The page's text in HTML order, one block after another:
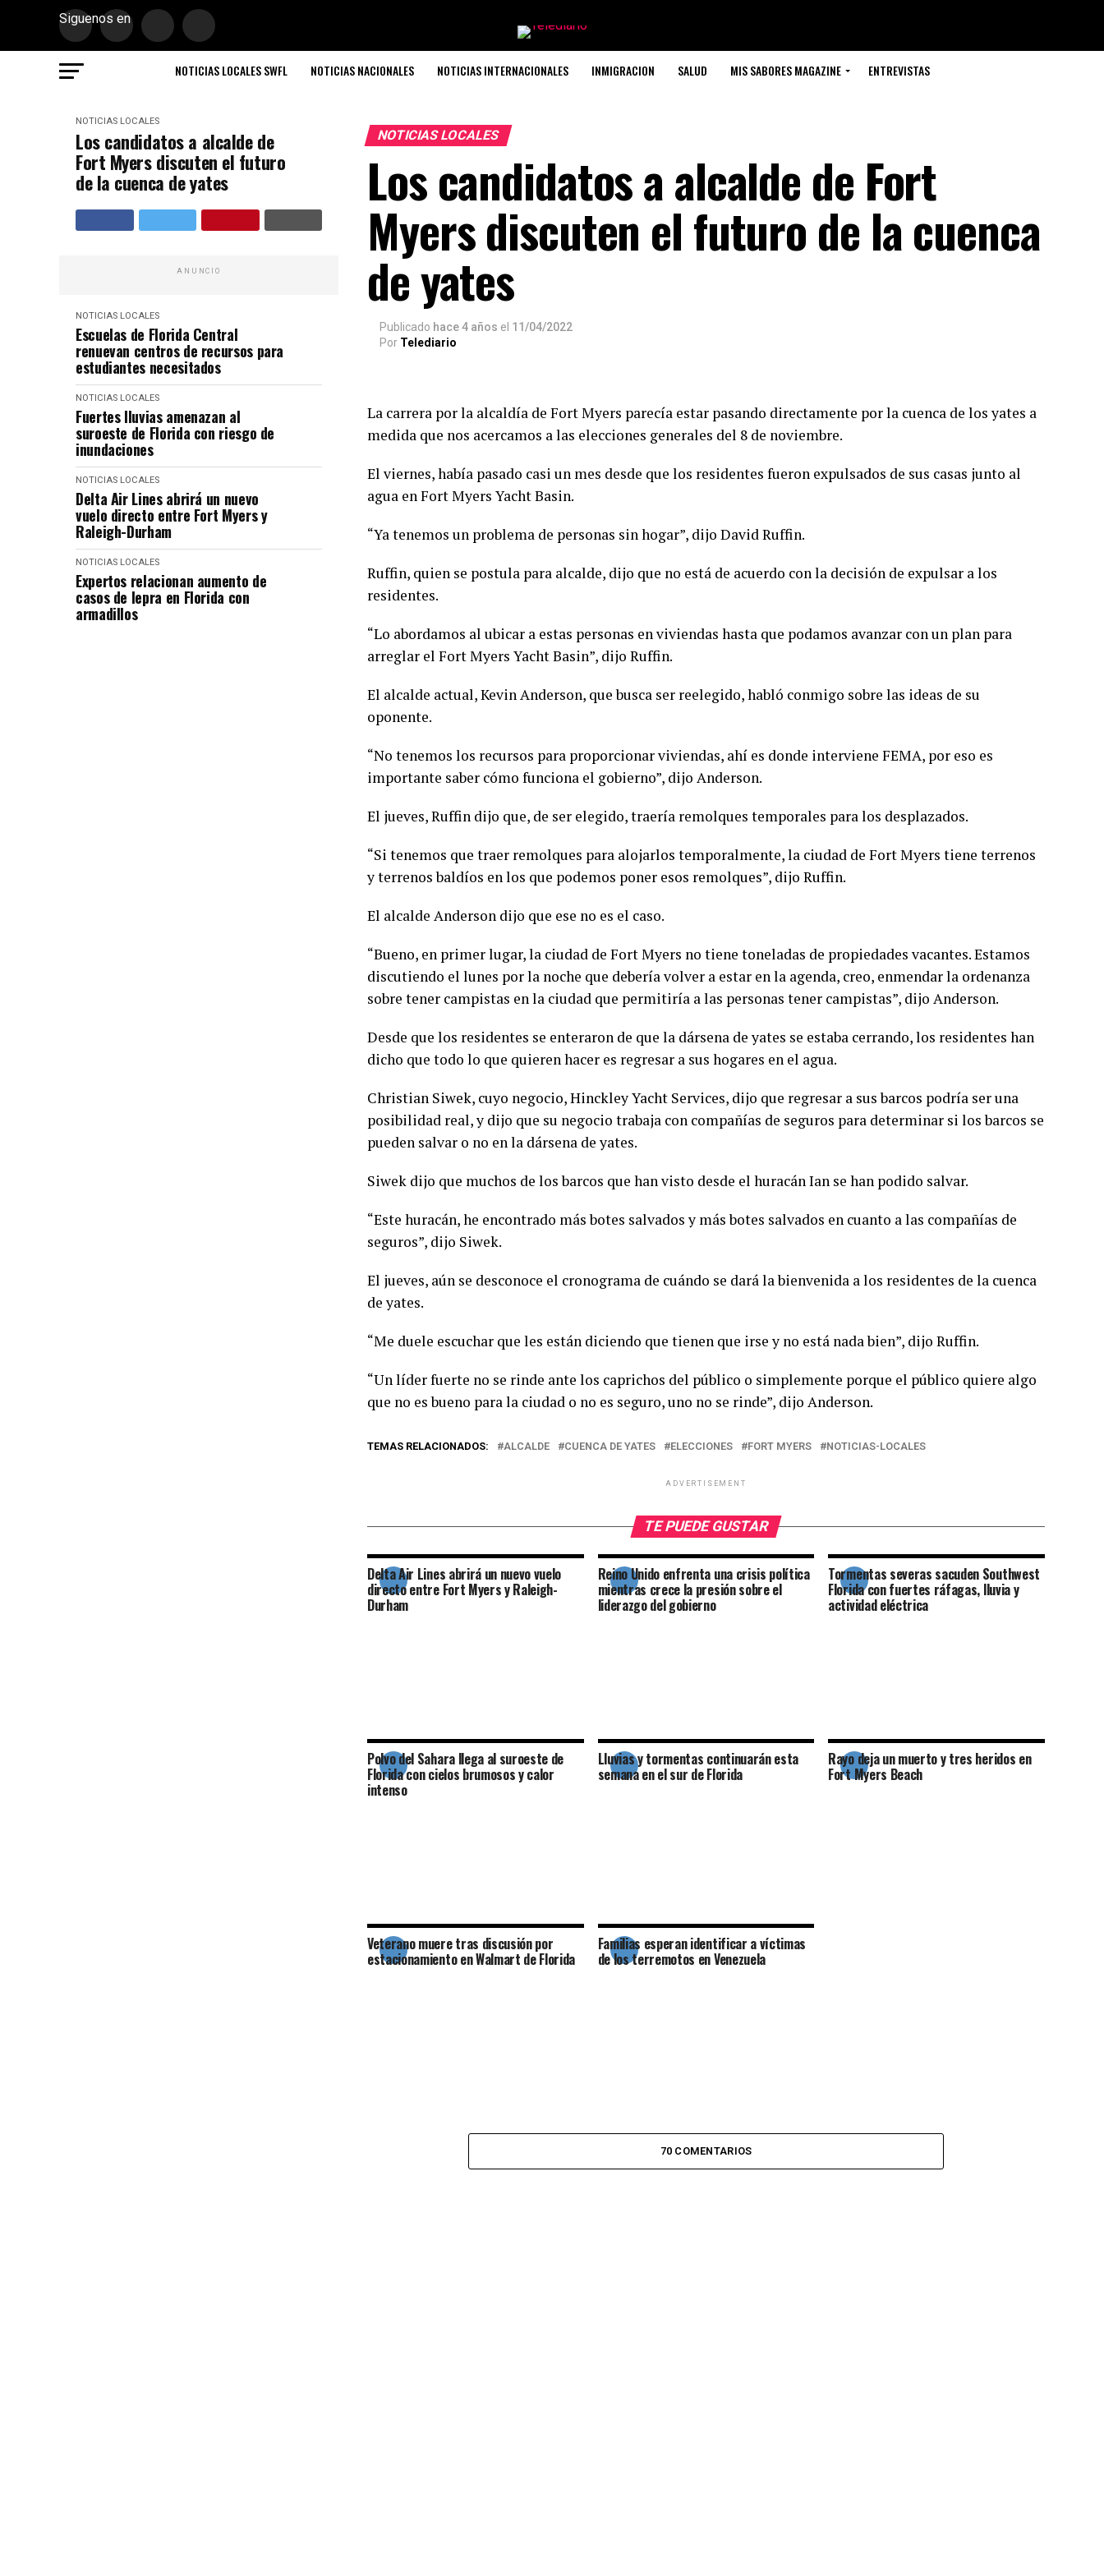
Siguenos en
NOTICIAS LOCALES SWFL NOTICIAS NACIONALES NOTICIAS INTERNACIONALES INMIGRACION SALUD MIS SABORES MAGAZINE ENTREVISTAS
NOTICIAS LOCALES
Los candidatos a alcalde de
Fort Myers discuten el futuro
de la cuenca de yates
ANUNCIO
NOTICIAS LOCALES
Escuelas de Florida Central
renuevan centros de recursos para
estudiantes necesitados
NOTICIAS LOCALES
Fuertes lluvias amenazan al
suroeste de Florida con riesgo de
inundaciones
NOTICIAS LOCALES
Delta Air Lines abrirá un nuevo
vuelo directo entre Fort Myers y
Raleigh-Durham
NOTICIAS LOCALES
Expertos relacionan aumento de
casos de lepra en Florida con
armadillos
NOTICIAS LOCALES
Los candidatos a alcalde de Fort
Myers discuten el futuro de la cuenca
de yates
Publicado hace 4 años el 11/04/2022
Por Telediario
La carrera por la alcaldía de Fort Myers parecía estar pasando directamente por la cuenca de los yates a
medida que nos acercamos a las elecciones generales del 8 de noviembre.
El viernes, había pasado casi un mes desde que los residentes fueron expulsados ​​​​de sus casas junto al
agua en Fort Myers Yacht Basin.
“Ya tenemos un problema de personas sin hogar”, dijo David Ruffin.
Ruffin, quien se postula para alcalde, dijo que no está de acuerdo con la decisión de expulsar a los
residentes.
“Lo abordamos al ubicar a estas personas en viviendas hasta que podamos avanzar con un plan para
arreglar el Fort Myers Yacht Basin”, dijo Ruffin.
El alcalde actual, Kevin Anderson, que busca ser reelegido, habló conmigo sobre las ideas de su
oponente.
“No tenemos los recursos para proporcionar viviendas, ahí es donde interviene FEMA, por eso es
importante saber cómo funciona el gobierno”, dijo Anderson.
El jueves, Ruffin dijo que, de ser elegido, traería remolques temporales para los desplazados.
“Si tenemos que traer remolques para alojarlos temporalmente, la ciudad de Fort Myers tiene terrenos
y terrenos baldíos en los que podemos poner esos remolques”, dijo Ruffin.
El alcalde Anderson dijo que ese no es el caso.
“Bueno, en primer lugar, la ciudad de Fort Myers no tiene toneladas de propiedades vacantes. Estamos
discutiendo el lunes por la noche que debería volver a estar en la agenda, creo, enmendar la ordenanza
sobre tener campistas en la ciudad que permitiría a las personas tener campistas”, dijo Anderson.
Desde que los residentes se enteraron de que la dársena de yates se estaba cerrando, los residentes han
dicho que todo lo que quieren hacer es regresar a sus hogares en el agua.
Christian Siwek, cuyo negocio, Hinckley Yacht Services, dijo que regresar a sus barcos podría ser una
posibilidad real, y dijo que su negocio trabaja con compañías de seguros para determinar si los barcos se
pueden salvar o no en la dársena de yates.
Siwek dijo que muchos de los barcos que han visto desde el huracán Ian se han podido salvar.
“Este huracán, he encontrado más botes salvados y más botes salvados en cuanto a las compañías de
seguros”, dijo Siwek.
El jueves, aún se desconoce el cronograma de cuándo se dará la bienvenida a los residentes de la cuenca
de yates.
“Me duele escuchar que les están diciendo que tienen que irse y no está nada bien”, dijo Ruffin.
“Un líder fuerte no se rinde ante los caprichos del público o simplemente porque el público quiere algo
que no es bueno para la ciudad o no es seguro, uno no se rinde”, dijo Anderson.
TEMAS RELACIONADOS: ALCALDE CUENCA DE YATES ELECCIONES FORT MYERS NOTICIAS-LOCALES
ADVERTISEMENT
TE PUEDE GUSTAR
Delta Air Lines abrirá un nuevo vuelo
directo entre Fort Myers y Raleigh-
Durham
Reino Unido enfrenta una crisis política
mientras crece la presión sobre el
liderazgo del gobierno
Tormentas severas sacuden Southwest
Florida con fuertes ráfagas, lluvia y
actividad eléctrica
Polvo del Sahara llega al suroeste de
Florida con cielos brumosos y calor
intenso
Lluvias y tormentas continuarán esta
semana en el sur de Florida
Rayo deja un muerto y tres heridos en
Fort Myers Beach
Veterano muere tras discusión por
estacionamiento en Walmart de Florida
Familias esperan identificar a víctimas
de los terremotos en Venezuela
70 COMENTARIOS